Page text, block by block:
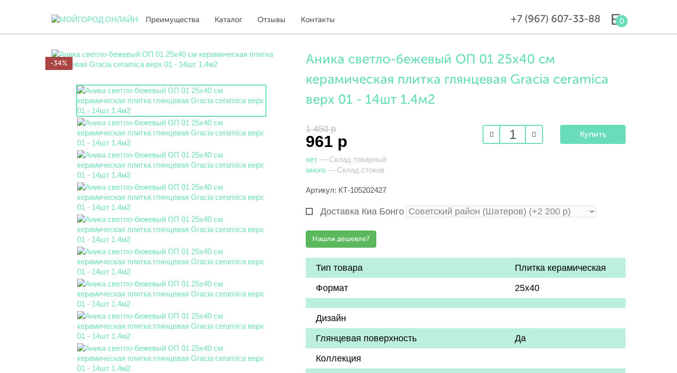
Преимущества Каталог Отзывы Контакты +7 (967) 607-33-88 0
-34%
Аника светло-бежевый ОП 01 25х40 см
керамическая плитка глянцевая Gracia ceramica
верх 01 - 14шт 1.4м2
1 450 р
961 р
нет — Склад товарный
много — Склад стоков
Артикул: КТ-105202427
Доставка Киа Бонго
Тип товара
Плитка керамическая
Формат
25х40
Дизайн
Глянцевая поверхность
Да
Коллекция